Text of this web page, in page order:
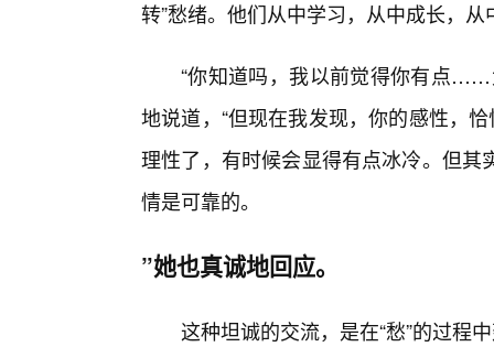
转”愁绪。他们从中学习，从中成长，
“你知道吗，我以前觉得你有点……
地说道，“但现在我发现，你的感性，
理性了，有时候会显得有点冰冷。但
情是可靠的。
”她也真诚地回应。
这种坦诚的交流，是在“愁”的过程